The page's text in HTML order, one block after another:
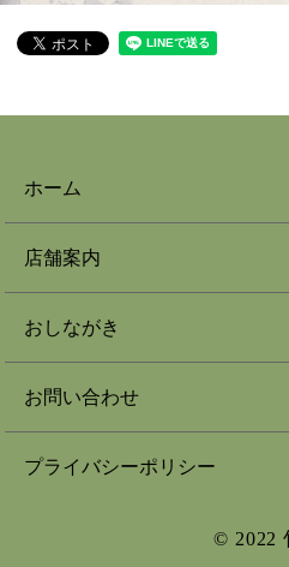
ホーム
店舗案内
おしながき
お問い合わせ
プライバシーポリシー
© 2022